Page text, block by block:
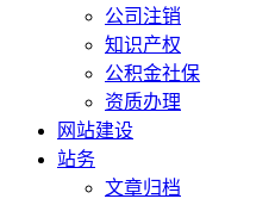
公司注销
知识产权
公积金社保
资质办理
网站建设
站务
文章归档